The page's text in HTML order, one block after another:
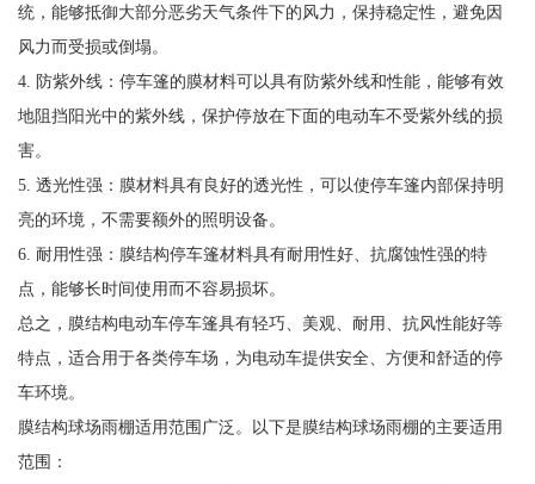
统，能够抵御大部分恶劣天气条件下的风力，保持稳定性，避免因
风力而受损或倒塌。
4. 防紫外线：停车篷的膜材料可以具有防紫外线和性能，能够有效
地阻挡阳光中的紫外线，保护停放在下面的电动车不受紫外线的损
害。
5. 透光性强：膜材料具有良好的透光性，可以使停车篷内部保持明
亮的环境，不需要额外的照明设备。
6. 耐用性强：膜结构停车篷材料具有耐用性好、抗腐蚀性强的特
点，能够长时间使用而不容易损坏。
总之，膜结构电动车停车篷具有轻巧、美观、耐用、抗风性能好等
特点，适合用于各类停车场，为电动车提供安全、方便和舒适的停
车环境。
膜结构球场雨棚适用范围广泛。以下是膜结构球场雨棚的主要适用
范围：